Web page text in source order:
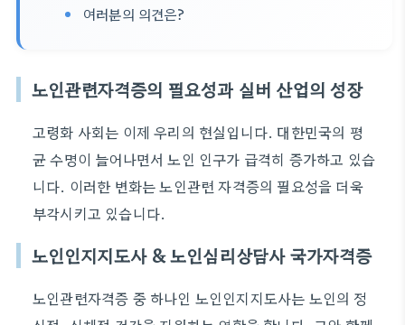
여러분의 의견은?
노인관련자격증의 필요성과 실버 산업의 성장
고령화 사회는 이제 우리의 현실입니다. 대한민국의 평
균 수명이 늘어나면서 노인 인구가 급격히 증가하고 있습
니다. 이러한 변화는 노인관련 자격증의 필요성을 더욱
부각시키고 있습니다.
노인인지지도사 & 노인심리상담사 국가자격증
노인관련자격증 중 하나인 노인인지지도사는 노인의 정